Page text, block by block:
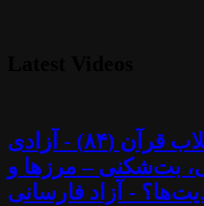
تلاوت آیاتی از منجلاب قرآن (۸۴) - آزادی
بت‌شکنی – مرزها و
- آزاد فارسانی